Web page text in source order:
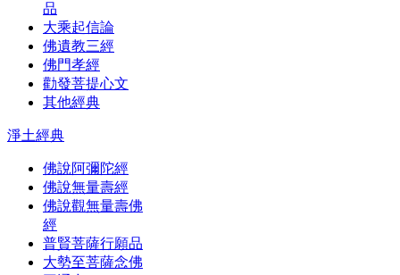
品
大乘起信論
佛遺教三經
佛門孝經
勸發菩提心文
其他經典
淨土經典
佛說阿彌陀經
佛說無量壽經
佛說觀無量壽佛
經
普賢菩薩行願品
大勢至菩薩念佛